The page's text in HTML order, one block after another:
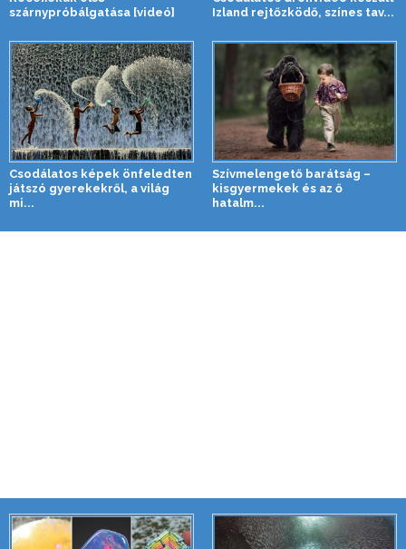
szárnypróbálgatása [videó]
Izland rejtőzködő, színes tav...
Csodálatos képek önfeledten
játszó gyerekekről, a világ
mi...
Szívmelengető barátság –
kisgyermekek és az ő
hatalm...